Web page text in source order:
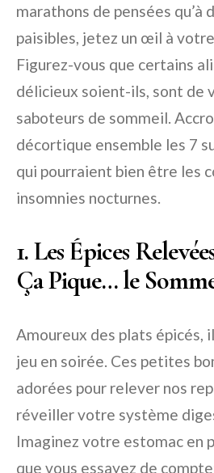
marathons de pensées qu’à
paisibles, jetez un œil à
Figurez-vous que certains
délicieux soient-ils, sont de
saboteurs de sommeil.
décortique ensemble les 7
qui pourraient bien être les
insomnies nocturnes.
1. Les Épices
Ça Pique… le
Amoureux des plats épicés,
jeu en soirée. Ces petites
adorées pour relever nos
réveiller votre système
Imaginez votre estomac en
que vous essayez de